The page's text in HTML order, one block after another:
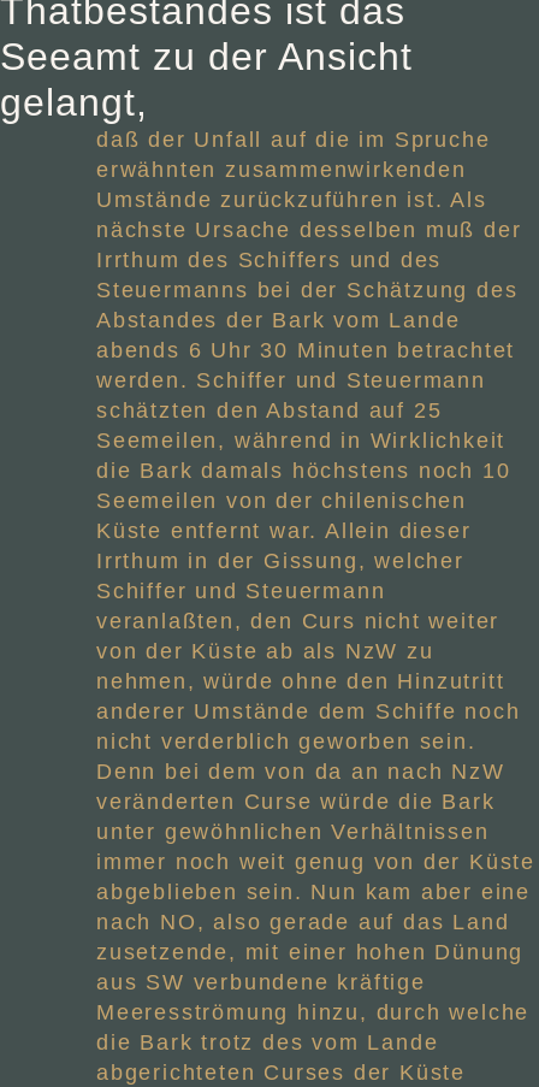
Thatbestandes ist das
Seeamt zu der Ansicht
gelangt,
daß der Unfall auf die im Spruche
erwähnten zusammenwirkenden
Umstände zurückzuführen ist. Als
nächste Ursache desselben muß der
Irrthum des Schiffers und des
Steuermanns bei der Schätzung des
Abstandes der Bark vom Lande
abends 6 Uhr 30 Minuten betrachtet
werden. Schiffer und Steuermann
schätzten den Abstand auf 25
Seemeilen, während in Wirklichkeit
die Bark damals höchstens noch 10
Seemeilen von der chilenischen
Küste entfernt war. Allein dieser
Irrthum in der Gissung, welcher
Schiffer und Steuermann
veranlaßten, den Curs nicht weiter
von der Küste ab als NzW zu
nehmen, würde ohne den Hinzutritt
anderer Umstände dem Schiffe noch
nicht verderblich geworben sein.
Denn bei dem von da an nach NzW
veränderten Curse würde die Bark
unter gewöhnlichen Verhältnissen
immer noch weit genug von der Küste
abgeblieben sein. Nun kam aber eine
nach NO, also gerade auf das Land
zusetzende, mit einer hohen Dünung
aus SW verbundene kräftige
Meeresströmung hinzu, durch welche
die Bark trotz des vom Lande
abgerichteten Curses der Küste